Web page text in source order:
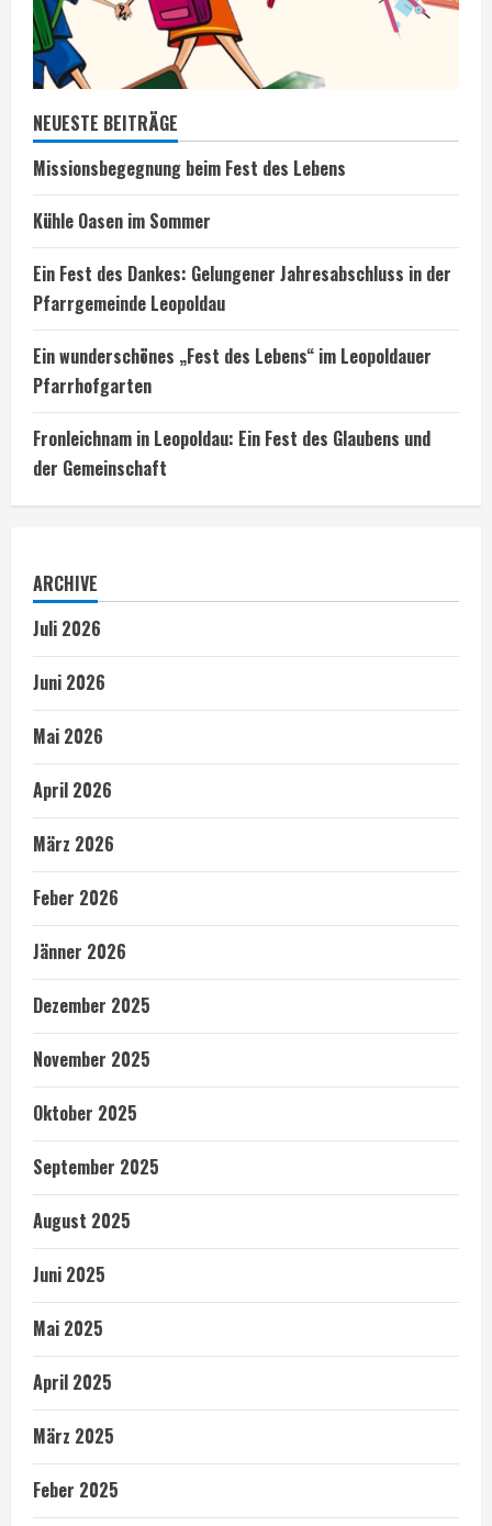
NEUESTE BEITRÄGE
Missionsbegegnung beim Fest des Lebens
Kühle Oasen im Sommer
Ein Fest des Dankes: Gelungener Jahresabschluss in der
Pfarrgemeinde Leopoldau
Ein wunderschönes „Fest des Lebens“ im Leopoldauer
Pfarrhofgarten
Fronleichnam in Leopoldau: Ein Fest des Glaubens und
der Gemeinschaft
ARCHIVE
Juli 2026
Juni 2026
Mai 2026
April 2026
März 2026
Feber 2026
Jänner 2026
Dezember 2025
November 2025
Oktober 2025
September 2025
August 2025
Juni 2025
Mai 2025
April 2025
März 2025
Feber 2025